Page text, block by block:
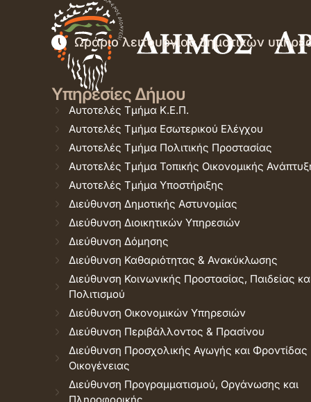
Ωράριο λειτουργίας δημοτικών
Υπηρεσίες Δήμου
Αυτοτελές Τμήμα Κ.Ε.Π.
Αυτοτελές Τμήμα Εσωτερικού Ελέγχου
Αυτοτελές Τμήμα Πολιτικής Προστασίας
Αυτοτελές Τμήμα Τοπικής Οικονομικής
Αυτοτελές Τμήμα Υποστήριξης
Διεύθυνση Δημοτικής Αστυνομίας
Διεύθυνση Διοικητικών Υπηρεσιών
Διεύθυνση Δόμησης
Διεύθυνση Καθαριότητας & Ανακύκλωσης
Διεύθυνση Κοινωνικής Προστασίας, Παιδείας
Πολιτισμού
Διεύθυνση Οικονομικών Υπηρεσιών
Διεύθυνση Περιβάλλοντος & Πρασίνου
Διεύθυνση Προσχολικής Αγωγής και Φροντίδας
Οικογένειας
Διεύθυνση Προγραμματισμού, Οργάνωσης και